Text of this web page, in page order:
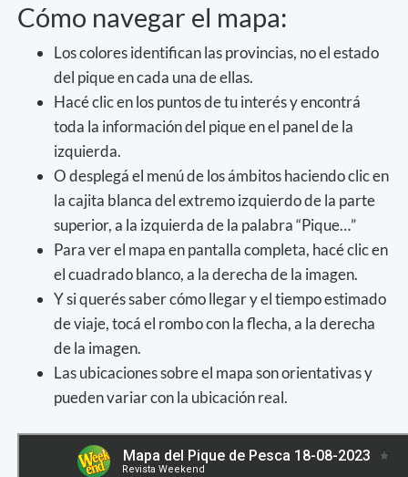
Cómo navegar el mapa:
Los colores identifican las provincias, no el estado
del pique en cada una de ellas.
Hacé clic en los puntos de tu interés y encontrá
toda la información del pique en el panel de la
izquierda.
O desplegá el menú de los ámbitos haciendo clic en
la cajita blanca del extremo izquierdo de la parte
superior, a la izquierda de la palabra “Pique…”
Para ver el mapa en pantalla completa, hacé clic en
el cuadrado blanco, a la derecha de la imagen.
Y si querés saber cómo llegar y el tiempo estimado
de viaje, tocá el rombo con la flecha, a la derecha
de la imagen.
Las ubicaciones sobre el mapa son orientativas y
pueden variar con la ubicación real.